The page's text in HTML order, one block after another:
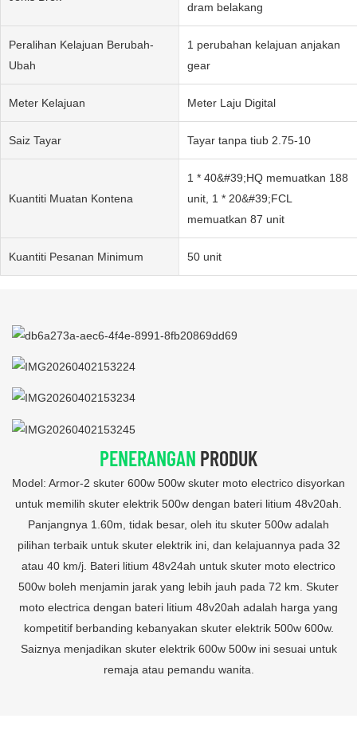
dram belakang
Peralihan Kelajuan Berubah-
Ubah
1 perubahan kelajuan anjakan
gear
Meter Kelajuan Meter Laju Digital
Saiz Tayar Tayar tanpa tiub 2.75-10
Kuantiti Muatan Kontena
1 * 40&#39;HQ memuatkan 188
unit, 1 * 20&#39;FCL
memuatkan 87 unit
Kuantiti Pesanan Minimum 50 unit
PENERANGAN PRODUK
Model: Armor-2 skuter 600w 500w skuter moto electrico disyorkan
untuk memilih skuter elektrik 500w dengan bateri litium 48v20ah.
Panjangnya 1.60m, tidak besar, oleh itu skuter 500w adalah
pilihan terbaik untuk skuter elektrik ini, dan kelajuannya pada 32
atau 40 km/j. Bateri litium 48v24ah untuk skuter moto electrico
500w boleh menjamin jarak yang lebih jauh pada 72 km. Skuter
moto electrica dengan bateri litium 48v20ah adalah harga yang
kompetitif berbanding kebanyakan skuter elektrik 500w 600w.
Saiznya menjadikan skuter elektrik 600w 500w ini sesuai untuk
remaja atau pemandu wanita.